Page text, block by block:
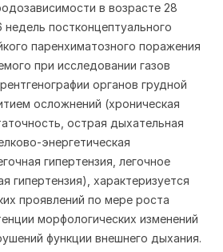
в возрасте 28
постконцептуального
паренхиматозного поражения
при исследовании газов
органов грудной
осложнений (хроническая
острая дыхательная
энергетическая
гипертензия, легочное
гипертензия), характеризуется
проявлений по мере роста
морфологических изменений
функции внешнего дыхания.